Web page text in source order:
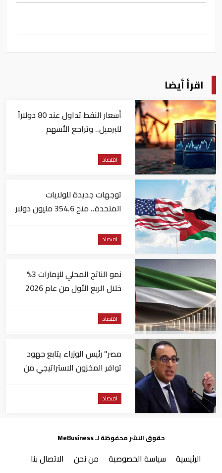
اقرأ أيضا
أسعار النفط تداول عند 80 دولاراً
للبرميل.. وتراجع الأسهم
اقتصاد
توجهات جديدة للولايات
المتحدة.. منح 354.6 مليون دولار
اقتصاد
نمو الناتج المحلي للإمارات 3%
خلال الربع الأول من عام 2026
اقتصاد
مصر" رئيس الوزراء يتابع جهود
توافر المخزون الاستراتيجي من
اقتصاد
حقوق النشر محفوظة لـ MeBusiness
الرئيسية سياسة الخصوصية من نحن الاتصال بنا